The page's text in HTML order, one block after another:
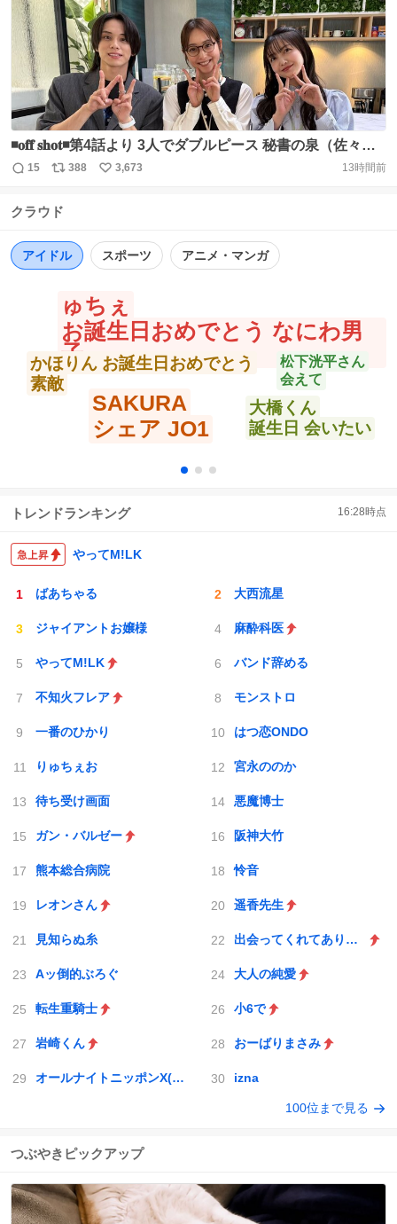
https://t.co/VtKJSrv29U
ト
数
数
◾️𝐨𝐟𝐟 𝐬𝐡𝐨𝐭◾️第4話より 3人でダブルピース 秘書の泉（佐々木
希） PR担当の涼子（久保史緒里） 営業担当の佐野（山下
で最新話までの全話（1〜4話）配信中 ▼全話イッキ見チャ
https://t.co/A6zjkbUWmo
返
数
15
リ
ス
数
388
い
3,673 13時間前
クラウド
アイドル スポーツ アニメ・マンガ
ゅちぇ
お誕生日おめでとう なにわ男
子
SAKURA
シェア JO1
かほりん お誕生日おめでとう
素敵
大橋くん
誕生日 会いたい
松下洸平さん
会えて
トレンドランキング 16:28時点
やってM!LK
ばあちゃる 大西流星
ジャイアントお嬢様 麻酔科医
やってM!LK バンド辞める
不知火フレア モンストロ
一番のひかり はつ恋ONDO
りゅちぇお 宮永ののか
待ち受け画面 悪魔博士
ガン・バルゼー 阪神大竹
熊本総合病院 怜音
レオンさん 遥香先生
見知らぬ糸 出会ってくれてありがとう
Aッ倒的ぶろぐ 大人の純愛
転生重騎士 小6で
岩崎くん おーばりまさみ
オールナイトニッポンX(クロス) izna
100位まで見る
つぶやきピックアップ